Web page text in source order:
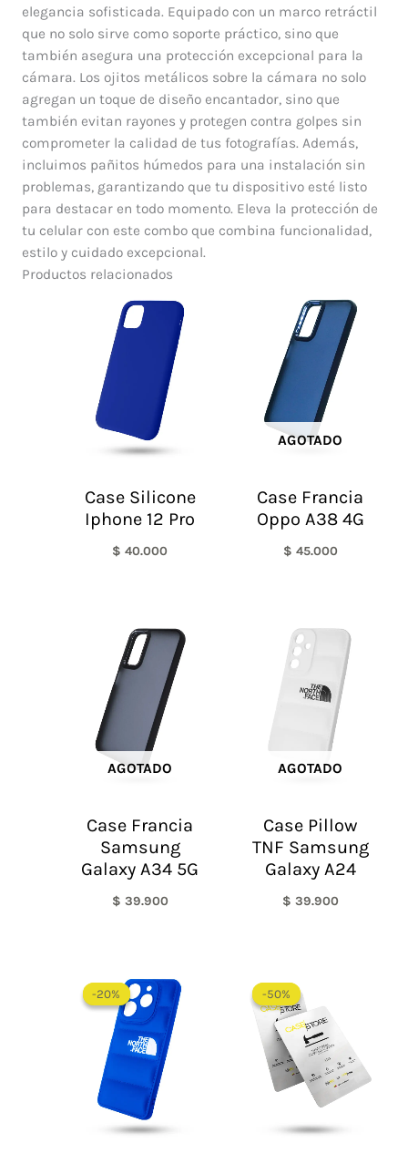
elegancia sofisticada. Equipado con un marco retráctil
que no solo sirve como soporte práctico, sino que
también asegura una protección excepcional para la
cámara. Los ojitos metálicos sobre la cámara no solo
agregan un toque de diseño encantador, sino que
también evitan rayones y protegen contra golpes sin
comprometer la calidad de tus fotografías. Además,
incluimos pañitos húmedos para una instalación sin
problemas, garantizando que tu dispositivo esté listo
para destacar en todo momento. Eleva la protección de
tu celular con este combo que combina funcionalidad,
estilo y cuidado excepcional.
Productos relacionados
Case Silicone
Iphone 12 Pro
$ 40.000
AGOTADO
Case Francia
Oppo A38 4G
$ 45.000
AGOTADO
Case Francia
Samsung
Galaxy A34 5G
$ 39.900
AGOTADO
Case Pillow
TNF Samsung
Galaxy A24
$ 39.900
-20%
-20%
precio
original
era:
$ 60.000.
-50%
-50%
era:
$ 60.000.